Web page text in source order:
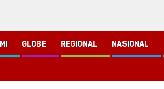
GLOBE REGIONAL NASIONAL